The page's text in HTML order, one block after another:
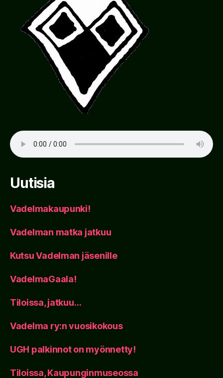
Uutisia
Vadelmakaupunki!
Vadelman matka jatkuu
Kutsu Vadelman jäsenille
VadelmaGaala!
Tiloissa, jatkuu…
Vadelma ry:n vuosikokous
UGH palkinnot on myönnetty!
Tiloissa, Kaupunginmuseossa